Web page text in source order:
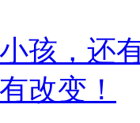
孩，还
改变！